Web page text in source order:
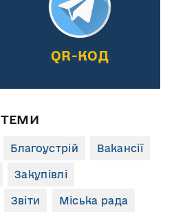
QR-КОД
ТЕМИ
Благоустрій Вакансії
Закупівлі
Звіти Міська рада